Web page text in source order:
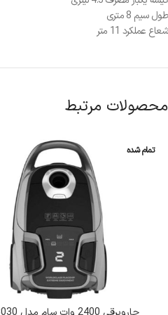
طول سیم 8 متری
شعاع عملکرد 11 متر
محصولات مرتبط
تمام شده